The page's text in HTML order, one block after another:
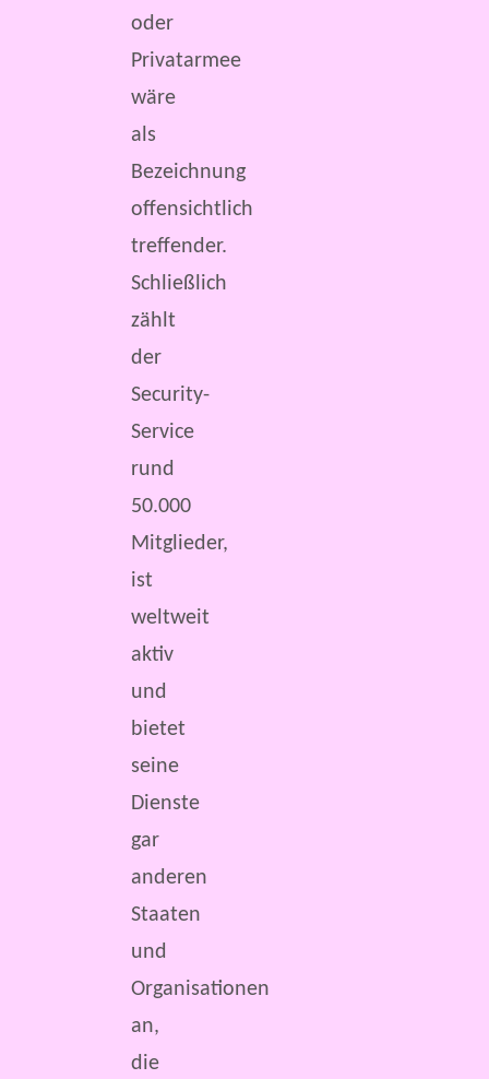
oder
Privatarmee
wäre
als
Bezeichnung
offensichtlich
treffender.
Schließlich
zählt
der
Security-
Service
rund
50.000
Mitglieder,
ist
weltweit
aktiv
und
bietet
seine
Dienste
gar
anderen
Staaten
und
Organisationen
an,
die